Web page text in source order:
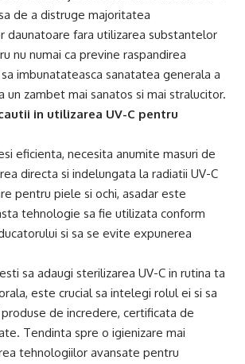
de a distruge majoritatea
daunatoare fara utilizarea substantelor
nu numai ca previne raspandirea
imbunatateasca sanatatea generala a
un zambet mai sanatos si mai stralucitor.
in utilizarea UV-C pentru
eficienta, necesita anumite masuri de
directa si indelungata la radiatii UV-C
pentru piele si ochi, asadar este
tehnologie sa fie utilizata conform
si sa se evite expunerea
sa adaugi sterilizarea UV-C in rutina ta
este crucial sa intelegi rolul ei si sa
de incredere, certificata de
Tendinta spre o igienizare mai
tehnologiilor avansate pentru